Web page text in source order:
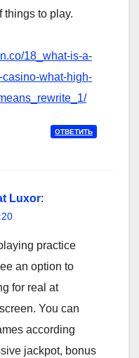
things to play.
18_what-is-a-
casino-what-high-
ОТВЕТИТЬ
Luxor:
practice
an option to
for real at
You can
according
jackpot, bonus